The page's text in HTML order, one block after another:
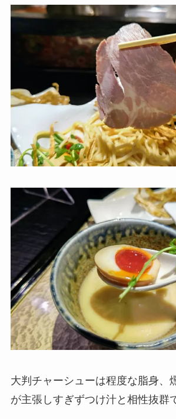
大判チャーシューは程度な脂身、
が主張しすぎずつけ汁と相性抜群